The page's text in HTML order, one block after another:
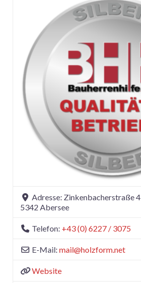
Adresse: Zinkenbacherstraße 4
5342 Abersee
Telefon: +43 (0) 6227 / 3075
E-Mail: mail@holzform.net
Website